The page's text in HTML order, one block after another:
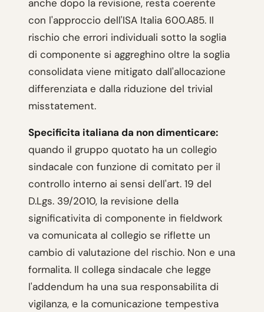
anche dopo la revisione, resta coerente
con l'approccio dell'ISA Italia 600.A85. Il
rischio che errori individuali sotto la soglia
di componente si aggreghino oltre la soglia
consolidata viene mitigato dall'allocazione
differenziata e dalla riduzione del trivial
misstatement.
Specificita italiana da non dimenticare:
quando il gruppo quotato ha un collegio
sindacale con funzione di comitato per il
controllo interno ai sensi dell'art. 19 del
D.Lgs. 39/2010, la revisione della
significativita di componente in fieldwork
va comunicata al collegio se riflette un
cambio di valutazione del rischio. Non e una
formalita. Il collega sindacale che legge
l'addendum ha una sua responsabilita di
vigilanza, e la comunicazione tempestiva